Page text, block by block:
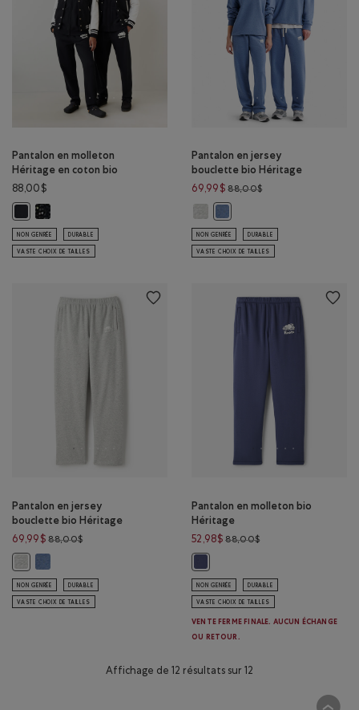
Pantalon en molleton
Héritage en coton bio
88,00$
Pantalon en molleton Héritage en coton bio : NOIR Couleur
Pantalon en molleton Héritage en coton bio : POIVRE NOIR Couleur
NON GENRÉE DURABLE
VASTE CHOIX DE TAILLES
Pantalon en jersey
bouclette bio Héritage
69,99$ 88,00$Prix réduit de
Pantalon en jersey bouclette bio
NON GENRÉE DURABLE
VASTE CHOIX DE TAILLES
Pantalon en jersey
bouclette bio Héritage
69,99$ 88,00$Prix réduit de 88,00$ à 69,99$
NON GENRÉE DURABLE
VASTE CHOIX DE TAILLES
Pantalon en molleton bio
Héritage
52,98$ 88,00$Prix réduit de
NON GENRÉE DURABLE
VASTE CHOIX DE TAILLES
VENTE FERME FINALE. AUCUN ÉCHANGE
OU RETOUR.
Affichage de 12 résultats sur 12